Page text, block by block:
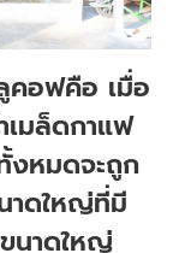
อฟคือ เมื่อ
เมล็ดกาแฟ
งหมดจะถูก
าดใหญ่ที่มี
นาดใหญ่